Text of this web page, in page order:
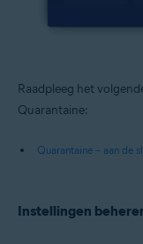
Raadpleeg het
Quarantaine:
Quarantaine – aan de
Instellingen